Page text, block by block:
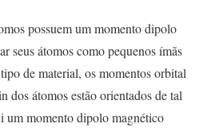
possuem um momento dipolo
seus átomos como pequenos ímãs
de material, os momentos orbital
dos átomos estão orientados de tal
um momento dipolo magnético